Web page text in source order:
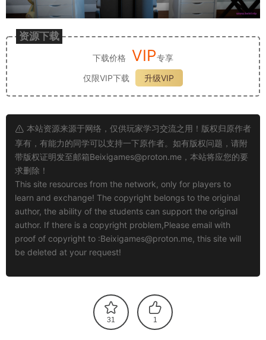
资源下载
下载价格 VIP专享
仅限VIP下载
升级VIP
本站资源来源于网络，仅供玩家学习交流之用！版权归原作者
享有，有能力的同学可以支持一下原作者。如有版权问题，请附
带版权证明发至邮箱Beixigames@proton.me ，本站将应您的要
求删除！
This site resources from the network, only for players to
learn and exchange! The copyright belongs to the original
author, the ability of the students can support the original
author. If there is a copyright problem,Please email with
proof of copyright to :Beixigames@proton.me, this site will
be deleted at your request!
31 1